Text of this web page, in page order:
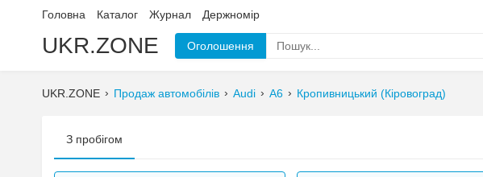
Головна Каталог Журнал Держномір
UKR.ZONE Оголошення
UKR.ZONE Продаж автомобілів Audi A6 Кропивницький (Кіровоград)
З пробігом